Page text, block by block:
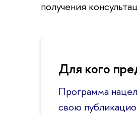
получения
Для кого
Программа
свою